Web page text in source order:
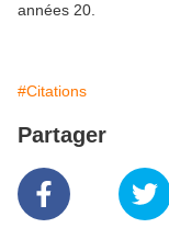
années 20.
#Citations
Partager